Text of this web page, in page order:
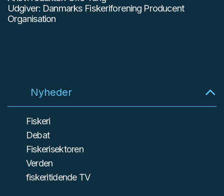
Udgiver: Danmarks Fiskeriforening Producent
Organisation
Nyheder
Fiskeri
Debat
Fiskerisektoren
Verden
fiskeritidende TV